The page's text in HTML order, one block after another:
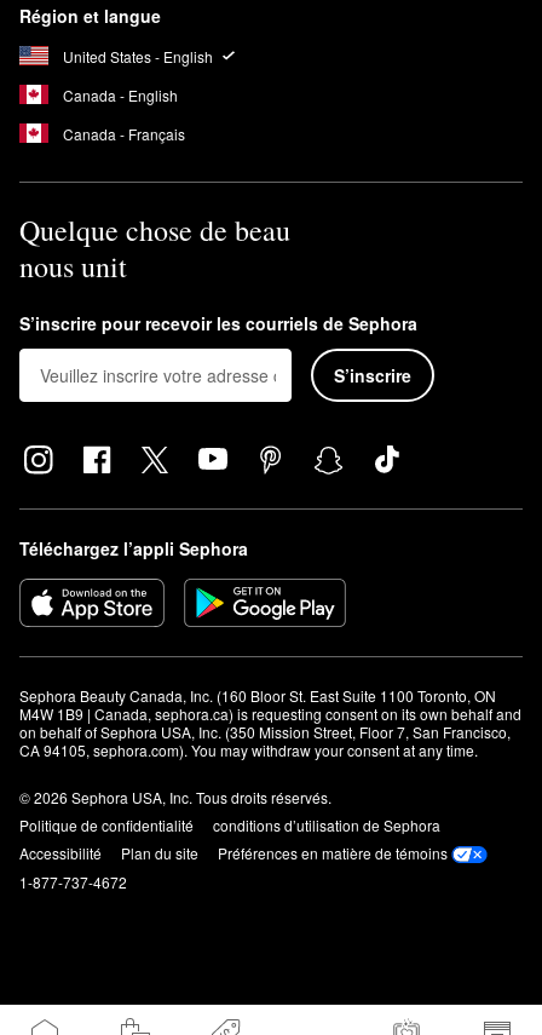
Région et langue
United States - English
Canada - English
Canada - Français
Quelque chose de beau
nous unit
S’inscrire pour recevoir les courriels de Sephora
S’inscrire
Téléchargez l’appli Sephora
Sephora Beauty Canada, Inc. (160 Bloor St. East Suite 1100 Toronto, ON
M4W 1B9 | Canada, sephora.ca) is requesting consent on its own behalf and
on behalf of Sephora USA, Inc. (350 Mission Street, Floor 7, San Francisco,
CA 94105, sephora.com). You may withdraw your consent at any time.
© 2026 Sephora USA, Inc. Tous droits réservés.
Politique de confidentialité
conditions d’utilisation de Sephora
Accessibilité
Plan du site
Préférences en matière de témoins
1-877-737-4672